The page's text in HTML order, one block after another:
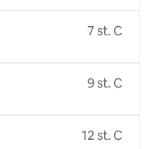
7 st. C
9 st. C
12 st. C